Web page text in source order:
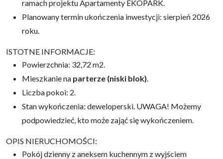
ramach projektu Apartamenty EKOPARK.
Planowany termin ukończenia inwestycji: sierpień 2026
roku.
ISTOTNE INFORMACJE:
Powierzchnia: 32,72 m2.
Mieszkanie na parterze (niski blok)
Liczba pokoi: 2.
Stan wykończenia: deweloperski. UWAGA! Możemy
podpowiedzieć, kto może zająć się wykończeniem.
OPIS NIERUCHOMOŚCI:
Pokój dzienny z aneksem kuchennym z wyjściem